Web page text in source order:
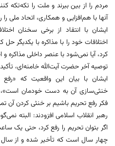
مردم را از بین ببرند و ملت را تکه‌تکه
آنها با هم‌افزایی و همکاری، اتحاد ملی
ایشان با انتقاد از برخی سخنان
اختلافات خود را با مذاکره با یکدیگر حل
کرد، آیا نمی‌شود با عنصر داخلی مذاکره و
توصیه آخر حضرت آیت‌الله خامنه‌ای،
ایشان با بیان این واقعیت که
خنثی‌سازی آن به دست خودمان است»،
فکر رفع تحریم باشیم بر خنثی کردن آن
رهبر انقلاب اسلامی افزودند: البته
اگر بتوان تحریم را رفع کرد، حتی یک